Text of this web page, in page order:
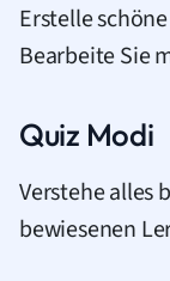
Erstelle
Bearbeite Sie
Quiz Modi
Verstehe alles
bewiesenen